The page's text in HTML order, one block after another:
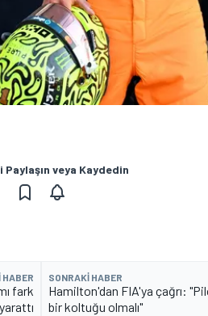
Paylaşın veya Kaydedin
HABER
fark
yarattı
SONRAKI HABER
Hamilton'dan FIA'ya çağrı:
bir koltuğu olmalı"